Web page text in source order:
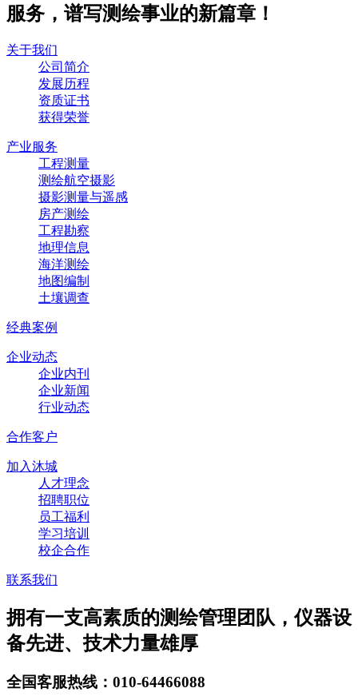
服务，谱写测绘事业的新篇章！
关于我们
公司简介
发展历程
资质证书
获得荣誉
产业服务
工程测量
测绘航空摄影
摄影测量与遥感
房产测绘
工程勘察
地理信息
海洋测绘
地图编制
土壤调查
经典案例
企业动态
企业内刊
企业新闻
行业动态
合作客户
加入沐城
人才理念
招聘职位
员工福利
学习培训
校企合作
联系我们
拥有一支高素质的测绘管理团队，仪器设
备先进、技术力量雄厚
全国客服热线：010-64466088